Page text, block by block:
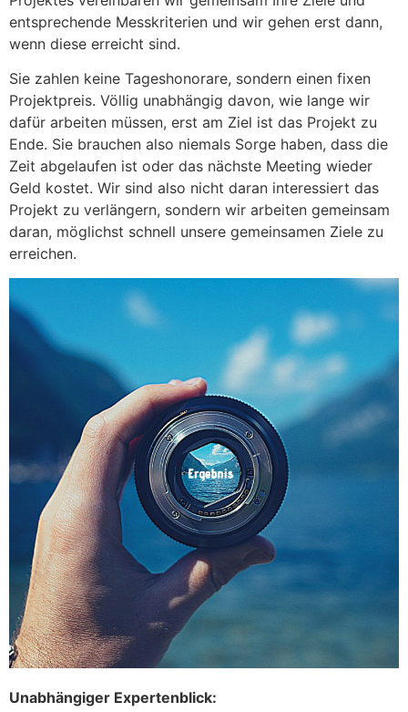
entsprechende Messkriterien und wir gehen erst dann,
wenn diese erreicht sind.
Sie zahlen keine Tageshonorare, sondern einen fixen
Projektpreis. Völlig unabhängig davon, wie lange wir
dafür arbeiten müssen, erst am Ziel ist das Projekt zu
Ende. Sie brauchen also niemals Sorge haben, dass die
Zeit abgelaufen ist oder das nächste Meeting wieder
Geld kostet. Wir sind also nicht daran interessiert das
Projekt zu verlängern, sondern wir arbeiten gemeinsam
daran, möglichst schnell unsere gemeinsamen Ziele zu
erreichen.
Unabhängiger Expertenblick: